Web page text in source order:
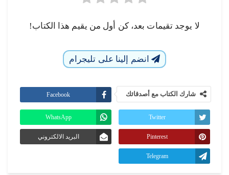
لا يوجد تقيمات بعد، كن أول من يقيم هذا الكتاب!
انضم إلينا على تليجرام
شارك الكتاب مع أصدقائك Facebook
Twitter
WhatsApp
Pinterest البريد الالكتروني
Telegram